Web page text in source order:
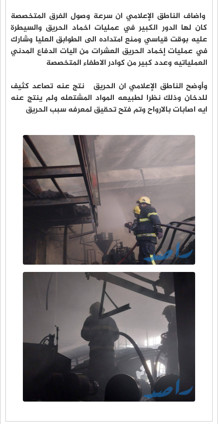
واضاف الناطق الإعلامي ان سرعة وصول الفرق المتخصصة
كان لها الدور الكبير في عمليات اخماد الحريق والسيطرة
عليه بوقت قياسي ومنع امتداده الى الطوابق العليا وشارك
في عمليات إخماد الحريق العشرات من اليات الدفاع المدني
العملياتيه وعدد كبير من كوادر الاطفاء المتخصصة
وأوضح الناطق الإعلامي ان الحريق نتج عنه تصاعد كثيف
للدخان وذلك نظرا لطبيعه المواد المشتعله ولم ينتج عنه
ايه اصابات بالارواح وتم فتح تحقيق لمعرفه سبب الحريق